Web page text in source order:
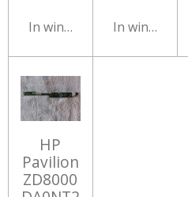
In winkelwagenIn
HP
Pavilion
ZD8000